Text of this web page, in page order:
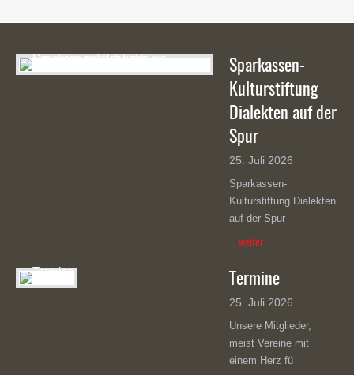
Sparkassen-
Kulturstiftung
Dialekten auf der
Spur
25. Juli 2026
Sparkassen-
Kulturstiftung Dialekten
auf der Spur
weiter...
Termine
25. Juli 2026
Unsere Mitglieder,
meist Vereine mit
einem Herz fü